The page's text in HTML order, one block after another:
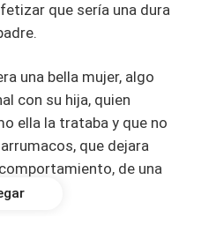
que sería una dura
una bella mujer, algo
con su hija, quien
ella la trataba y que no
que dejara
de una